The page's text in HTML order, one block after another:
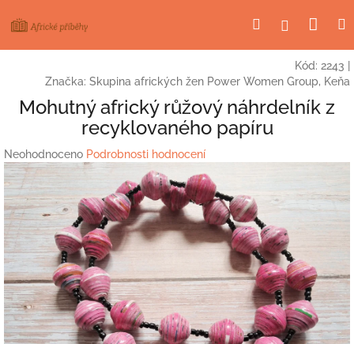
na
HledatPřihlášení
Kód: 2243
Značka: Skupina afrických žen Power Women Group, Keňa
Mohutný africký růžový náhrdelník z
recyklovaného papíru
Průměrné
hodnocení
produktu
je
0,0
z
5
hvězdiček.
Neohodnoceno Podrobnosti hodnocení